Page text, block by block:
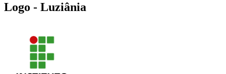
Logo - Luziânia